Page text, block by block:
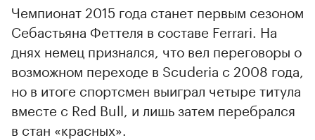
Чемпионат 2015 года станет первым сезоном
Себастьяна Феттеля в составе Ferrari. На
днях немец признался, что вел переговоры о
возможном переходе в Scuderia с 2008 года,
но в итоге спортсмен выиграл четыре титула
вместе с Red Bull, и лишь затем перебрался
в стан «красных».